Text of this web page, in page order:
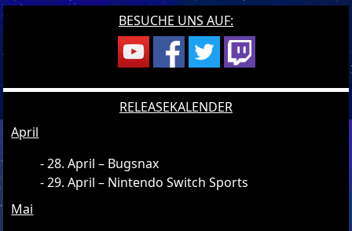
BESUCHE UNS AUF:
RELEASEKALENDER
April
28. April – Bugsnax
29. April – Nintendo Switch Sports
Mai